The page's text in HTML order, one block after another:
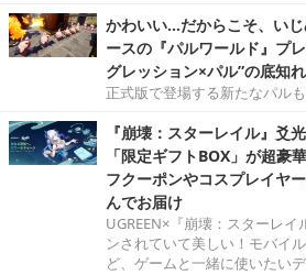
かわいい…だからこそ、い
ースの『パルワールド』プ
グレッション×パル”の底知
正式版で登場する新たなパル
『崩壊：スターレイル』爻
「限定ギフトBOX」が超豪
フクーポンやコスプレイヤ
んでお届け
UGREEN×『崩壊：スターレ
ンされていて美しい！モバイ
ど、ゲームと一緒に使いたい